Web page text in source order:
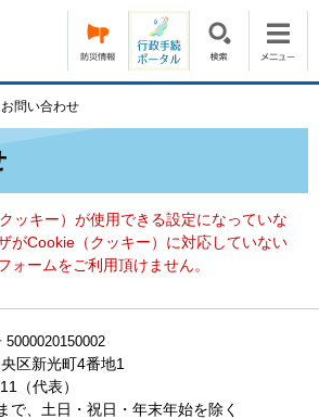
お問い合わせ
ッキー）が使用できる設定になっていな
がCookie（クッキー）に対応していない
ォームをご利用頂けません。
5000020150002
区新光町4番地1
（代表）
で、土日・祝日・年末年始を除く